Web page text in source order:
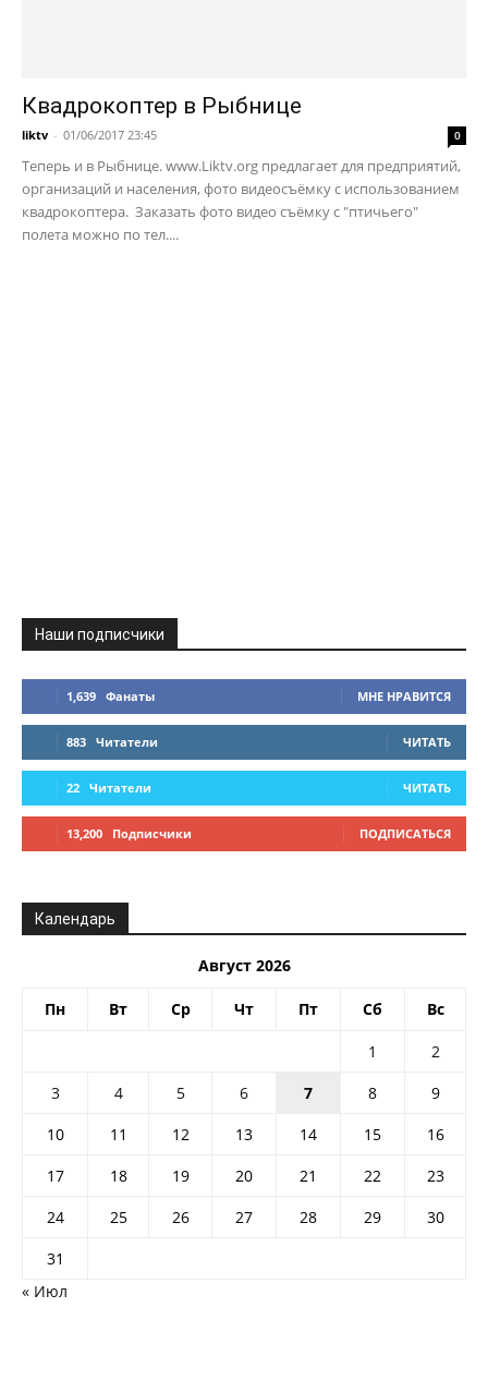
Квадрокоптер в Рыбнице
liktv - 01/06/2017 23:45 0
Теперь и в Рыбнице. www.Liktv.org предлагает для предприятий,
организаций и населения, фото видеосъёмку с использованием
квадрокоптера. Заказать фото видео съёмку с "птичьего"
полета можно по тел....
Наши подписчики
1,639 Фанаты МНЕ НРАВИТСЯ
883 Читатели ЧИТАТЬ
22 Читатели ЧИТАТЬ
13,200 Подписчики ПОДПИСАТЬСЯ
Календарь
Август 2026
Пн Вт Ср Чт Пт Сб Вс
1
2
3
4 5 6 7 8
9
10
11 12 13 14 15
16
17
18 19 20 21 22
23
24
25 26 27 28 29
30
31
« Июл